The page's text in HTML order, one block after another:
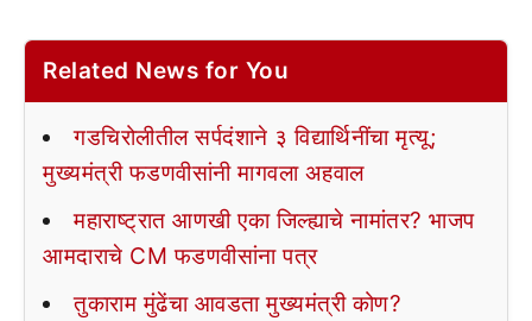
Related News for You
गडचिरोलीतील सर्पदंशाने ३ विद्यार्थिनींचा मृत्यू;
मुख्यमंत्री फडणवीसांनी मागवला अहवाल
महाराष्ट्रात आणखी एका जिल्ह्याचे नामांतर? भाजप
आमदाराचे CM फडणवीसांना पत्र
तुकाराम मुंढेंचा आवडता मुख्यमंत्री कोण?